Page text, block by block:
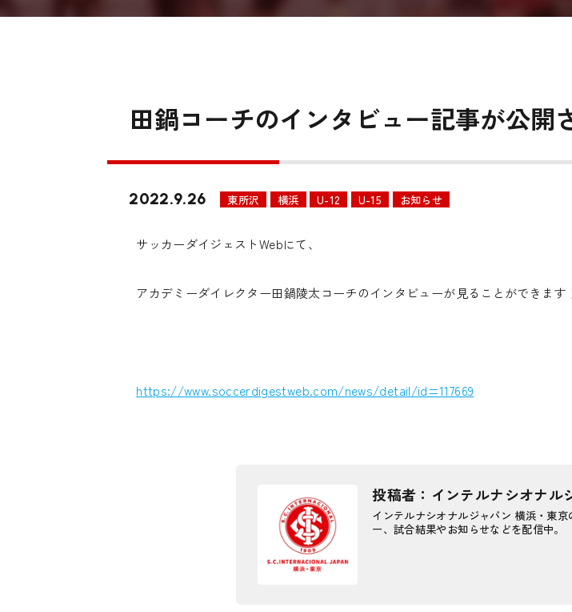
田鍋コーチのインタビュー記事が公開
2022.9.26 東所沢 横浜 U-12 U-15 お知らせ
サッカーダイジェストWebにて、
アカデミーダイレクター田鍋陵太コーチのインタビューが見ることができます
https://www.soccerdigestweb.com/news/detail/id=117669
投稿者：インテルナシオナル
インテルナシオナルジャパン 横浜・東
ー、試合結果やお知らせなどを配信中。